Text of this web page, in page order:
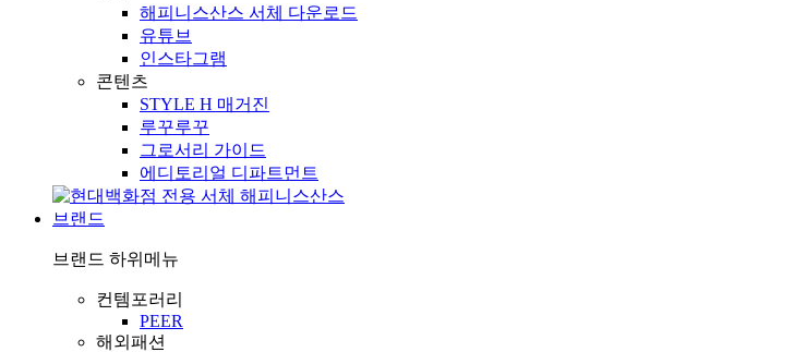
해피니스산스 서체 다운로드
유튜브
인스타그램
콘텐츠
STYLE H 매거진
루꾸루꾸
그로서리 가이드
에디토리얼 디파트먼트
브랜드
브랜드 하위메뉴
컨템포러리
PEER
해외패션